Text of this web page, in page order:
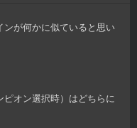
が何かに似ていると思い
ピオン選択時）はどちらに